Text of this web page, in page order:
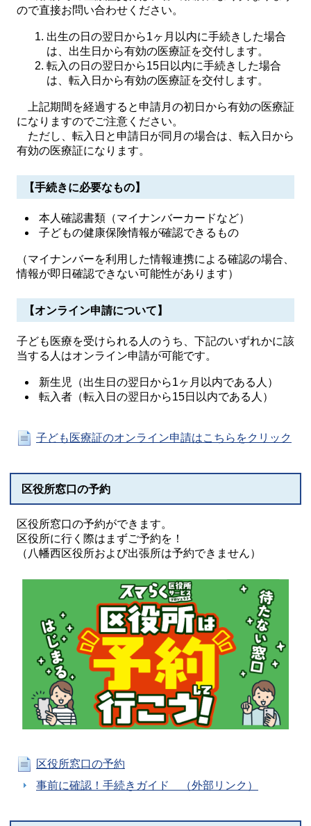
ので直接お問い合わせください。
出生の日の翌日から1ヶ月以内に手続きした場合
は、出生日から有効の医療証を交付します。
転入の日の翌日から15日以内に手続きした場合
は、転入日から有効の医療証を交付します。
上記期間を経過すると申請月の初日から有効の医療証
になりますのでご注意ください。
ただし、転入日と申請日が同月の場合は、転入日から
有効の医療証になります。
【手続きに必要なもの】
本人確認書類（マイナンバーカードなど）
子どもの健康保険情報が確認できるもの
（マイナンバーを利用した情報連携による確認の場合、
情報が即日確認できない可能性があります）
【オンライン申請について】
子ども医療を受けられる人のうち、下記のいずれかに該
当する人はオンライン申請が可能です。
新生児（出生日の翌日から1ヶ月以内である人）
転入者（転入日の翌日から15日以内である人）
子ども医療証のオンライン申請はこちらをクリック
区役所窓口の予約
区役所窓口の予約ができます。
区役所に行く際はまずご予約を！
（八幡西区役所および出張所は予約できません）
区役所窓口の予約
事前に確認！手続きガイド （外部リンク）